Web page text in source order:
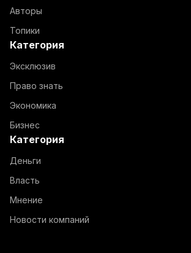
Авторы
Топики
Категория
Эксклюзив
Право знать
Экономика
Бизнес
Категория
Деньги
Власть
Мнение
Новости компаний